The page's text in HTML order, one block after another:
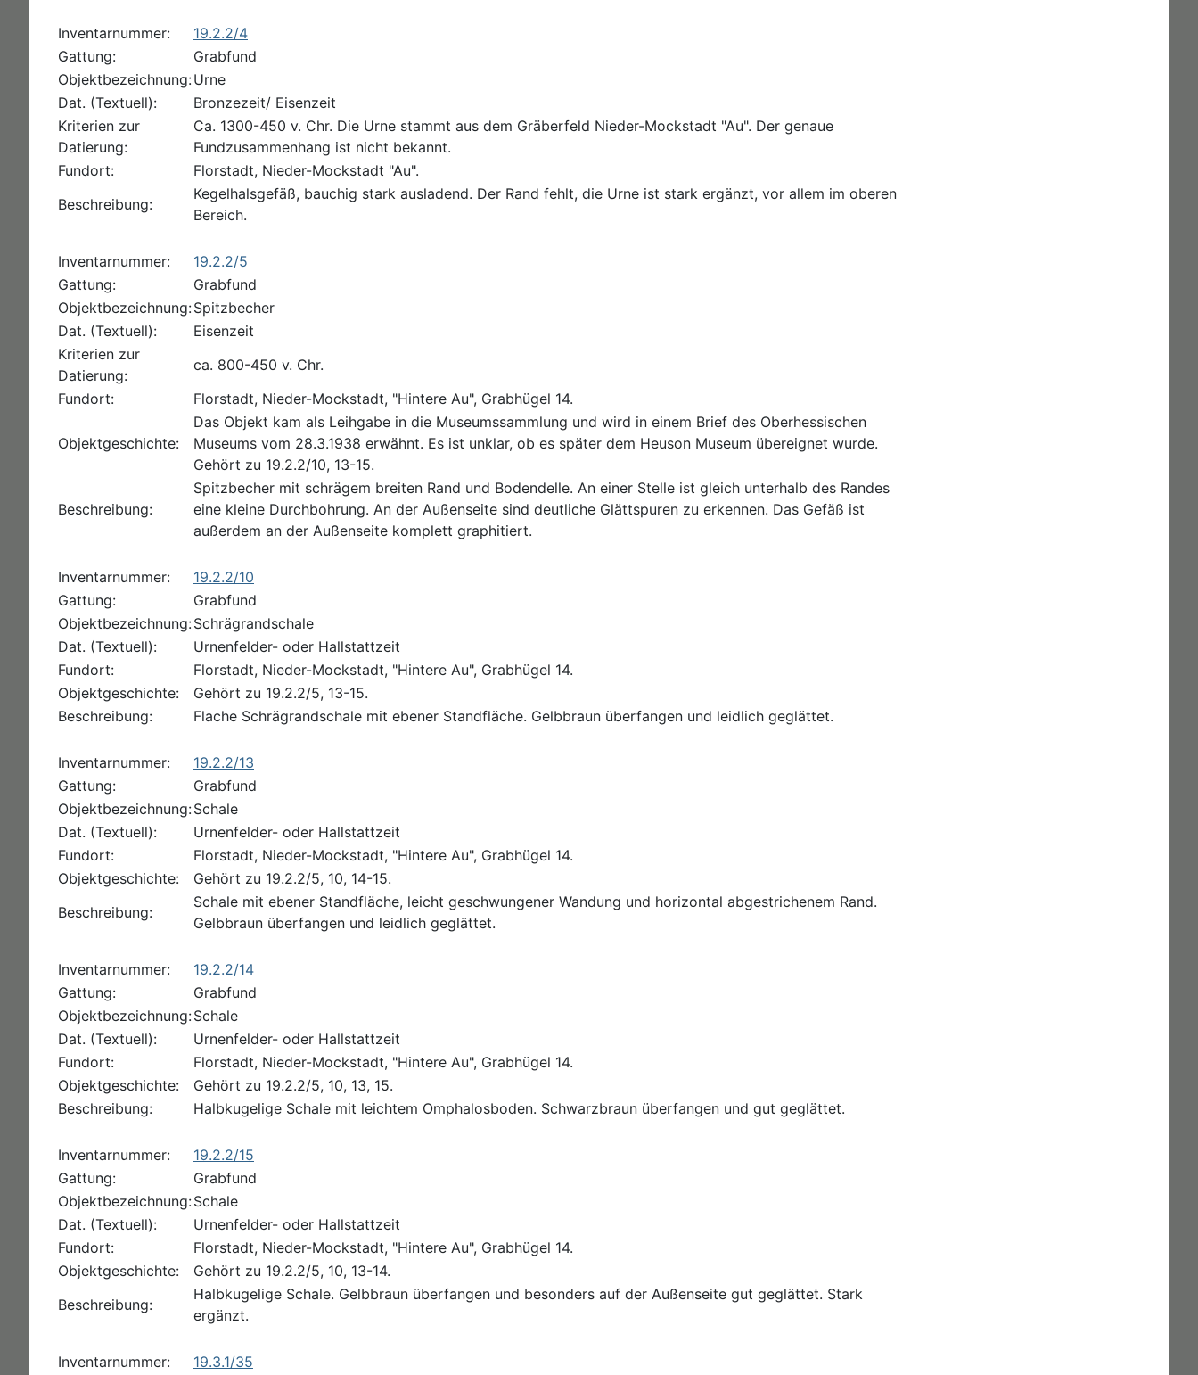
Inventarnummer:
19.2.2/4
Gattung:
Grabfund
Objektbezeichnung:Urne
Dat. (Textuell):
Bronzezeit/ Eisenzeit
Kriterien zur
Datierung:
Ca. 1300-450 v. Chr. Die Urne stammt aus dem Gräberfeld Nieder-Mockstadt "Au". Der genaue
Fundzusammenhang ist nicht bekannt.
Fundort:
Florstadt, Nieder-Mockstadt "Au".
Beschreibung:
Kegelhalsgefäß, bauchig stark ausladend. Der Rand fehlt, die Urne ist stark ergänzt, vor allem im oberen
Bereich.
Inventarnummer:
19.2.2/5
Gattung:
Grabfund
Objektbezeichnung:Spitzbecher
Dat. (Textuell):
Eisenzeit
Kriterien zur
Datierung:
ca. 800-450 v. Chr.
Fundort:
Florstadt, Nieder-Mockstadt, "Hintere Au", Grabhügel 14.
Objektgeschichte:
Das Objekt kam als Leihgabe in die Museumssammlung und wird in einem Brief des Oberhessischen
Museums vom 28.3.1938 erwähnt. Es ist unklar, ob es später dem Heuson Museum übereignet wurde.
Gehört zu 19.2.2/10, 13-15.
Beschreibung:
Spitzbecher mit schrägem breiten Rand und Bodendelle. An einer Stelle ist gleich unterhalb des Randes
eine kleine Durchbohrung. An der Außenseite sind deutliche Glättspuren zu erkennen. Das Gefäß ist
außerdem an der Außenseite komplett graphitiert.
Inventarnummer:
19.2.2/10
Gattung:
Grabfund
Objektbezeichnung:Schrägrandschale
Dat. (Textuell):
Urnenfelder- oder Hallstattzeit
Fundort:
Florstadt, Nieder-Mockstadt, "Hintere Au", Grabhügel 14.
Objektgeschichte:
Gehört zu 19.2.2/5, 13-15.
Beschreibung:
Flache Schrägrandschale mit ebener Standfläche. Gelbbraun überfangen und leidlich geglättet.
Inventarnummer:
19.2.2/13
Gattung:
Grabfund
Objektbezeichnung:Schale
Dat. (Textuell):
Urnenfelder- oder Hallstattzeit
Fundort:
Florstadt, Nieder-Mockstadt, "Hintere Au", Grabhügel 14.
Objektgeschichte:
Gehört zu 19.2.2/5, 10, 14-15.
Beschreibung:
Schale mit ebener Standfläche, leicht geschwungener Wandung und horizontal abgestrichenem Rand.
Gelbbraun überfangen und leidlich geglättet.
Inventarnummer:
19.2.2/14
Gattung:
Grabfund
Objektbezeichnung:Schale
Dat. (Textuell):
Urnenfelder- oder Hallstattzeit
Fundort:
Florstadt, Nieder-Mockstadt, "Hintere Au", Grabhügel 14.
Objektgeschichte:
Gehört zu 19.2.2/5, 10, 13, 15.
Beschreibung:
Halbkugelige Schale mit leichtem Omphalosboden. Schwarzbraun überfangen und gut geglättet.
Inventarnummer:
19.2.2/15
Gattung:
Grabfund
Objektbezeichnung:Schale
Dat. (Textuell):
Urnenfelder- oder Hallstattzeit
Fundort:
Florstadt, Nieder-Mockstadt, "Hintere Au", Grabhügel 14.
Objektgeschichte:
Gehört zu 19.2.2/5, 10, 13-14.
Beschreibung:
Halbkugelige Schale. Gelbbraun überfangen und besonders auf der Außenseite gut geglättet. Stark
ergänzt.
Inventarnummer:
19.3.1/35